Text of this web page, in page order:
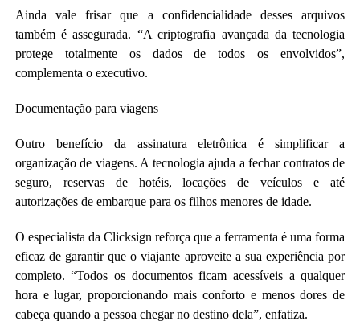
Ainda vale frisar que a confidencialidade desses arquivos
também é assegurada. “A criptografia avançada da tecnologia
protege totalmente os dados de todos os envolvidos”,
complementa o executivo.
Documentação para viagens
Outro benefício da assinatura eletrônica é simplificar a
organização de viagens. A tecnologia ajuda a fechar contratos de
seguro, reservas de hotéis, locações de veículos e até
autorizações de embarque para os filhos menores de idade.
O especialista da Clicksign reforça que a ferramenta é uma forma
eficaz de garantir que o viajante aproveite a sua experiência por
completo. “Todos os documentos ficam acessíveis a qualquer
hora e lugar, proporcionando mais conforto e menos dores de
cabeça quando a pessoa chegar no destino dela”, enfatiza.